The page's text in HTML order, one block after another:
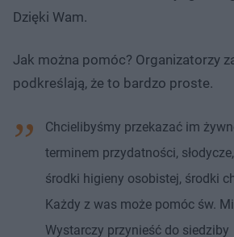
Dzięki Wam.
Jak można pomóc? Organizatorzy
podkreślają, że to bardzo proste.
Chcielibyśmy przekazać im
terminem przydatności,
środki higieny osobistej, środki
Każdy z was może pomóc św.
Wystarczy przynieść do siedziby